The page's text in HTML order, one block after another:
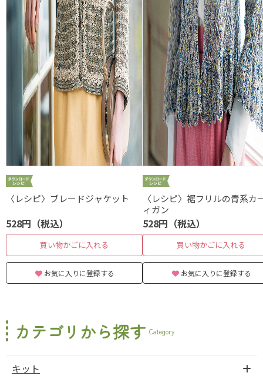
〈レシピ〉ブレードジャケット
528円（税込）
買い物かごに入れる
お気に入りに登録する
〈レシピ〉裾フリルの青系カ
ィガン
528円（税込）
買い物かごに入れる
お気に入りに登録する
カテゴリから探す Category
キット